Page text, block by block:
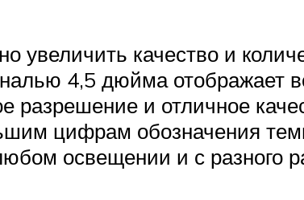
качество и
4,5 дюйма отображает
и отличное
цифрам обозначения
освещении и с разного